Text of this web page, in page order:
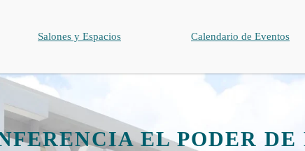
Salones y Espacios Calendario de Eventos
EL PODER